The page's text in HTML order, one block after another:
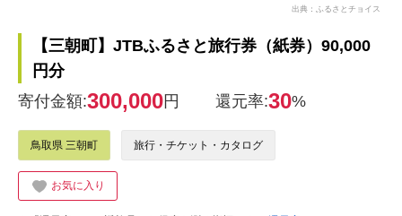
出典：ふるさとチョイス
【三朝町】JTBふるさと旅行券（紙券）90,000
円分
寄付金額:300,000円 還元率:30%
鳥取県 三朝町 旅行・チケット・カタログ
お気に入り